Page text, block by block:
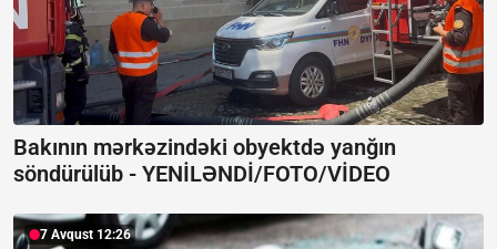
Bakının mərkəzindəki obyektdə yanğın
söndürülüb - YENİLƏNDİ/FOTO/VİDEO
7 Avqust 12:26